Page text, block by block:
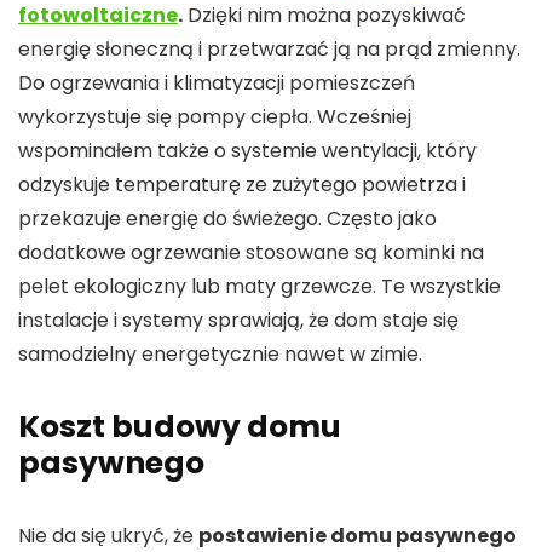
fotowoltaiczne. Dzięki nim można pozyskiwać
energię słoneczną i przetwarzać ją na prąd zmienny.
Do ogrzewania i klimatyzacji pomieszczeń
wykorzystuje się pompy ciepła. Wcześniej
wspominałem także o systemie wentylacji, który
odzyskuje temperaturę ze zużytego powietrza i
przekazuje energię do świeżego. Często jako
dodatkowe ogrzewanie stosowane są kominki na
pelet ekologiczny lub maty grzewcze. Te wszystkie
instalacje i systemy sprawiają, że dom staje się
samodzielny energetycznie nawet w zimie.
Koszt budowy domu
pasywnego
Nie da się ukryć, że postawienie domu pasywnego